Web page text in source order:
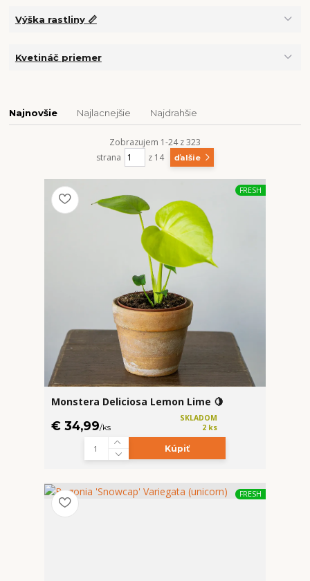
Výška rastliny 📏
Kvetináč priemer
Najnovšie Najlacnejšie Najdrahšie
Zobrazujem 1-24 z 323
strana
z 14 ďalšie
FRESH
Monstera Deliciosa Lemon Lime 🍋
€ 34,99/ks
SKLADOM
2 ks
Kúpiť
FRESH